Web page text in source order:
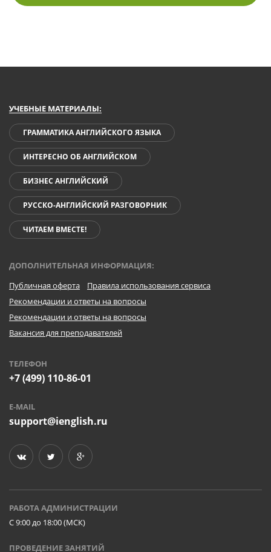
УЧЕБНЫЕ МАТЕРИАЛЫ:
ГРАММАТИКА АНГЛИЙСКОГО ЯЗЫКА
ИНТЕРЕСНО ОБ АНГЛИЙСКОМ
БИЗНЕС АНГЛИЙСКИЙ
РУССКО-АНГЛИЙСКИЙ РАЗГОВОРНИК
ЧИТАЕМ ВМЕСТЕ!
ДОПОЛНИТЕЛЬНАЯ ИНФОРМАЦИЯ:
Публичная оферта
Правила использования сервиса
Рекомендации и ответы на вопросы
Рекомендации и ответы на вопросы
Вакансия для преподавателей
ТЕЛЕФОН
+7 (499) 110-86-01
E-MAIL
support@ienglish.ru
РАБОТА АДМИНИСТРАЦИИ
C 9:00 до 18:00 (МСК)
ПРОВЕДЕНИЕ ЗАНЯТИЙ